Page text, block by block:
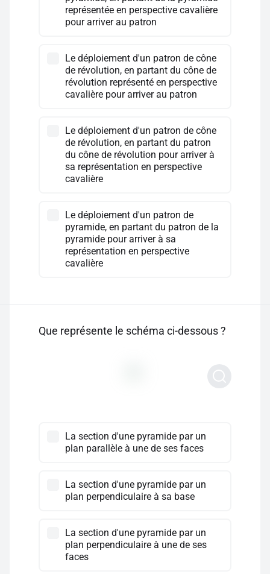
représentée en perspective cavalière
pour arriver au patron
Le déploiement d'un patron de cône
de révolution, en partant du cône de
révolution représenté en perspective
cavalière pour arriver au patron
Le déploiement d'un patron de cône
de révolution, en partant du patron
du cône de révolution pour arriver à
sa représentation en perspective
cavalière
Le déploiement d'un patron de
pyramide, en partant du patron de la
pyramide pour arriver à sa
représentation en perspective
cavalière
Que représente le schéma ci-dessous ?
La section d'une pyramide par un
plan parallèle à une de ses faces
La section d'une pyramide par un
plan perpendiculaire à sa base
La section d'une pyramide par un
plan perpendiculaire à une de ses
faces